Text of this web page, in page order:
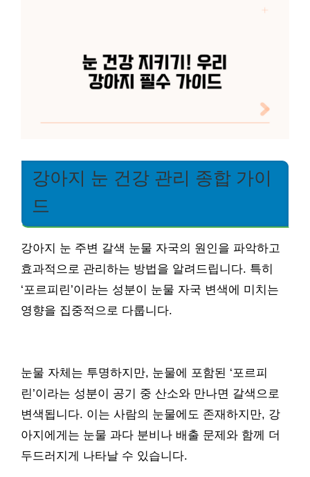
강아지 눈 건강 관리 종합 가이
드
강아지 눈 주변 갈색 눈물 자국의 원인을 파악하고
효과적으로 관리하는 방법을 알려드립니다. 특히
‘포르피린’이라는 성분이 눈물 자국 변색에 미치는
영향을 집중적으로 다룹니다.
눈물 자체는 투명하지만, 눈물에 포함된 ‘포르피
린’이라는 성분이 공기 중 산소와 만나면 갈색으로
변색됩니다. 이는 사람의 눈물에도 존재하지만, 강
아지에게는 눈물 과다 분비나 배출 문제와 함께 더
두드러지게 나타날 수 있습니다.